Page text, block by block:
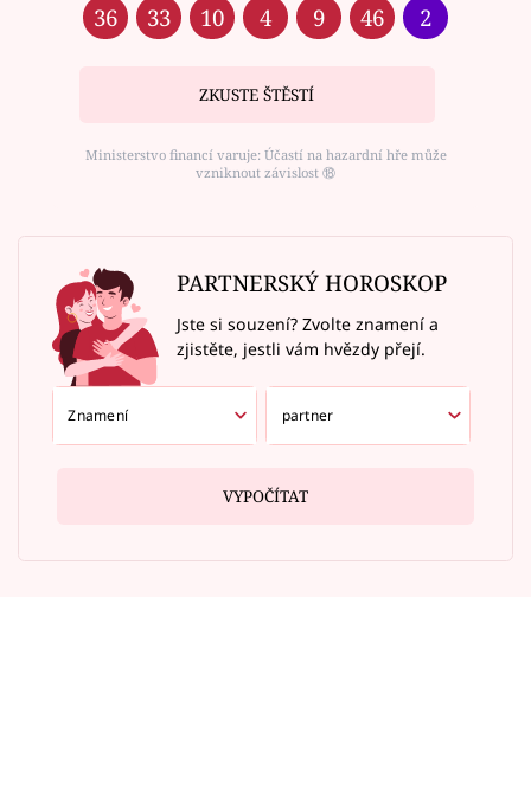
36 33 10 4 9 46 2
ZKUSTE ŠTĚSTÍ
Ministerstvo financí varuje: Účastí na hazardní hře může
vzniknout závislost ⑱
PARTNERSKÝ HOROSKOP
Jste si souzení? Zvolte znamení a
zjistěte, jestli vám hvězdy přejí.
VYPOČÍTAT